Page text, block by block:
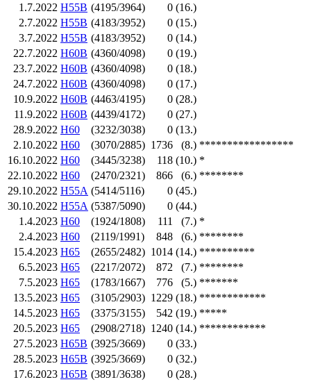
1.7.2022 H55B (4195/3964) 0 (16.)
2.7.2022 H55B (4183/3952) 0 (15.)
3.7.2022 H55B (4183/3952) 0 (14.)
22.7.2022 H60B (4360/4098) 0 (19.)
23.7.2022 H60B (4360/4098) 0 (18.)
24.7.2022 H60B (4360/4098) 0 (17.)
10.9.2022 H60B (4463/4195) 0 (28.)
11.9.2022 H60B (4439/4172) 0 (27.)
28.9.2022 H60 (3232/3038) 0 (13.)
2.10.2022 H60 (3070/2885) 1736 (8.) *****************
16.10.2022 H60 (3445/3238) 118 (10.) *
22.10.2022 H60 (2470/2321) 866 (6.) ********
29.10.2022 H55A (5414/5116) 0 (45.)
30.10.2022 H55A (5387/5090) 0 (44.)
1.4.2023 H60 (1924/1808) 111 (7.) *
2.4.2023 H60 (2119/1991) 848 (6.) ********
15.4.2023 H65 (2655/2482) 1014 (14.) **********
6.5.2023 H65 (2217/2072) 872 (7.) ********
7.5.2023 H65 (1783/1667) 776 (5.) *******
13.5.2023 H65 (3105/2903) 1229 (18.) ************
14.5.2023 H65 (3375/3155) 542 (19.) *****
20.5.2023 H65 (2908/2718) 1240 (14.) ************
27.5.2023 H65B (3925/3669) 0 (33.)
28.5.2023 H65B (3925/3669) 0 (32.)
17.6.2023 H65B (3891/3638) 0 (28.)